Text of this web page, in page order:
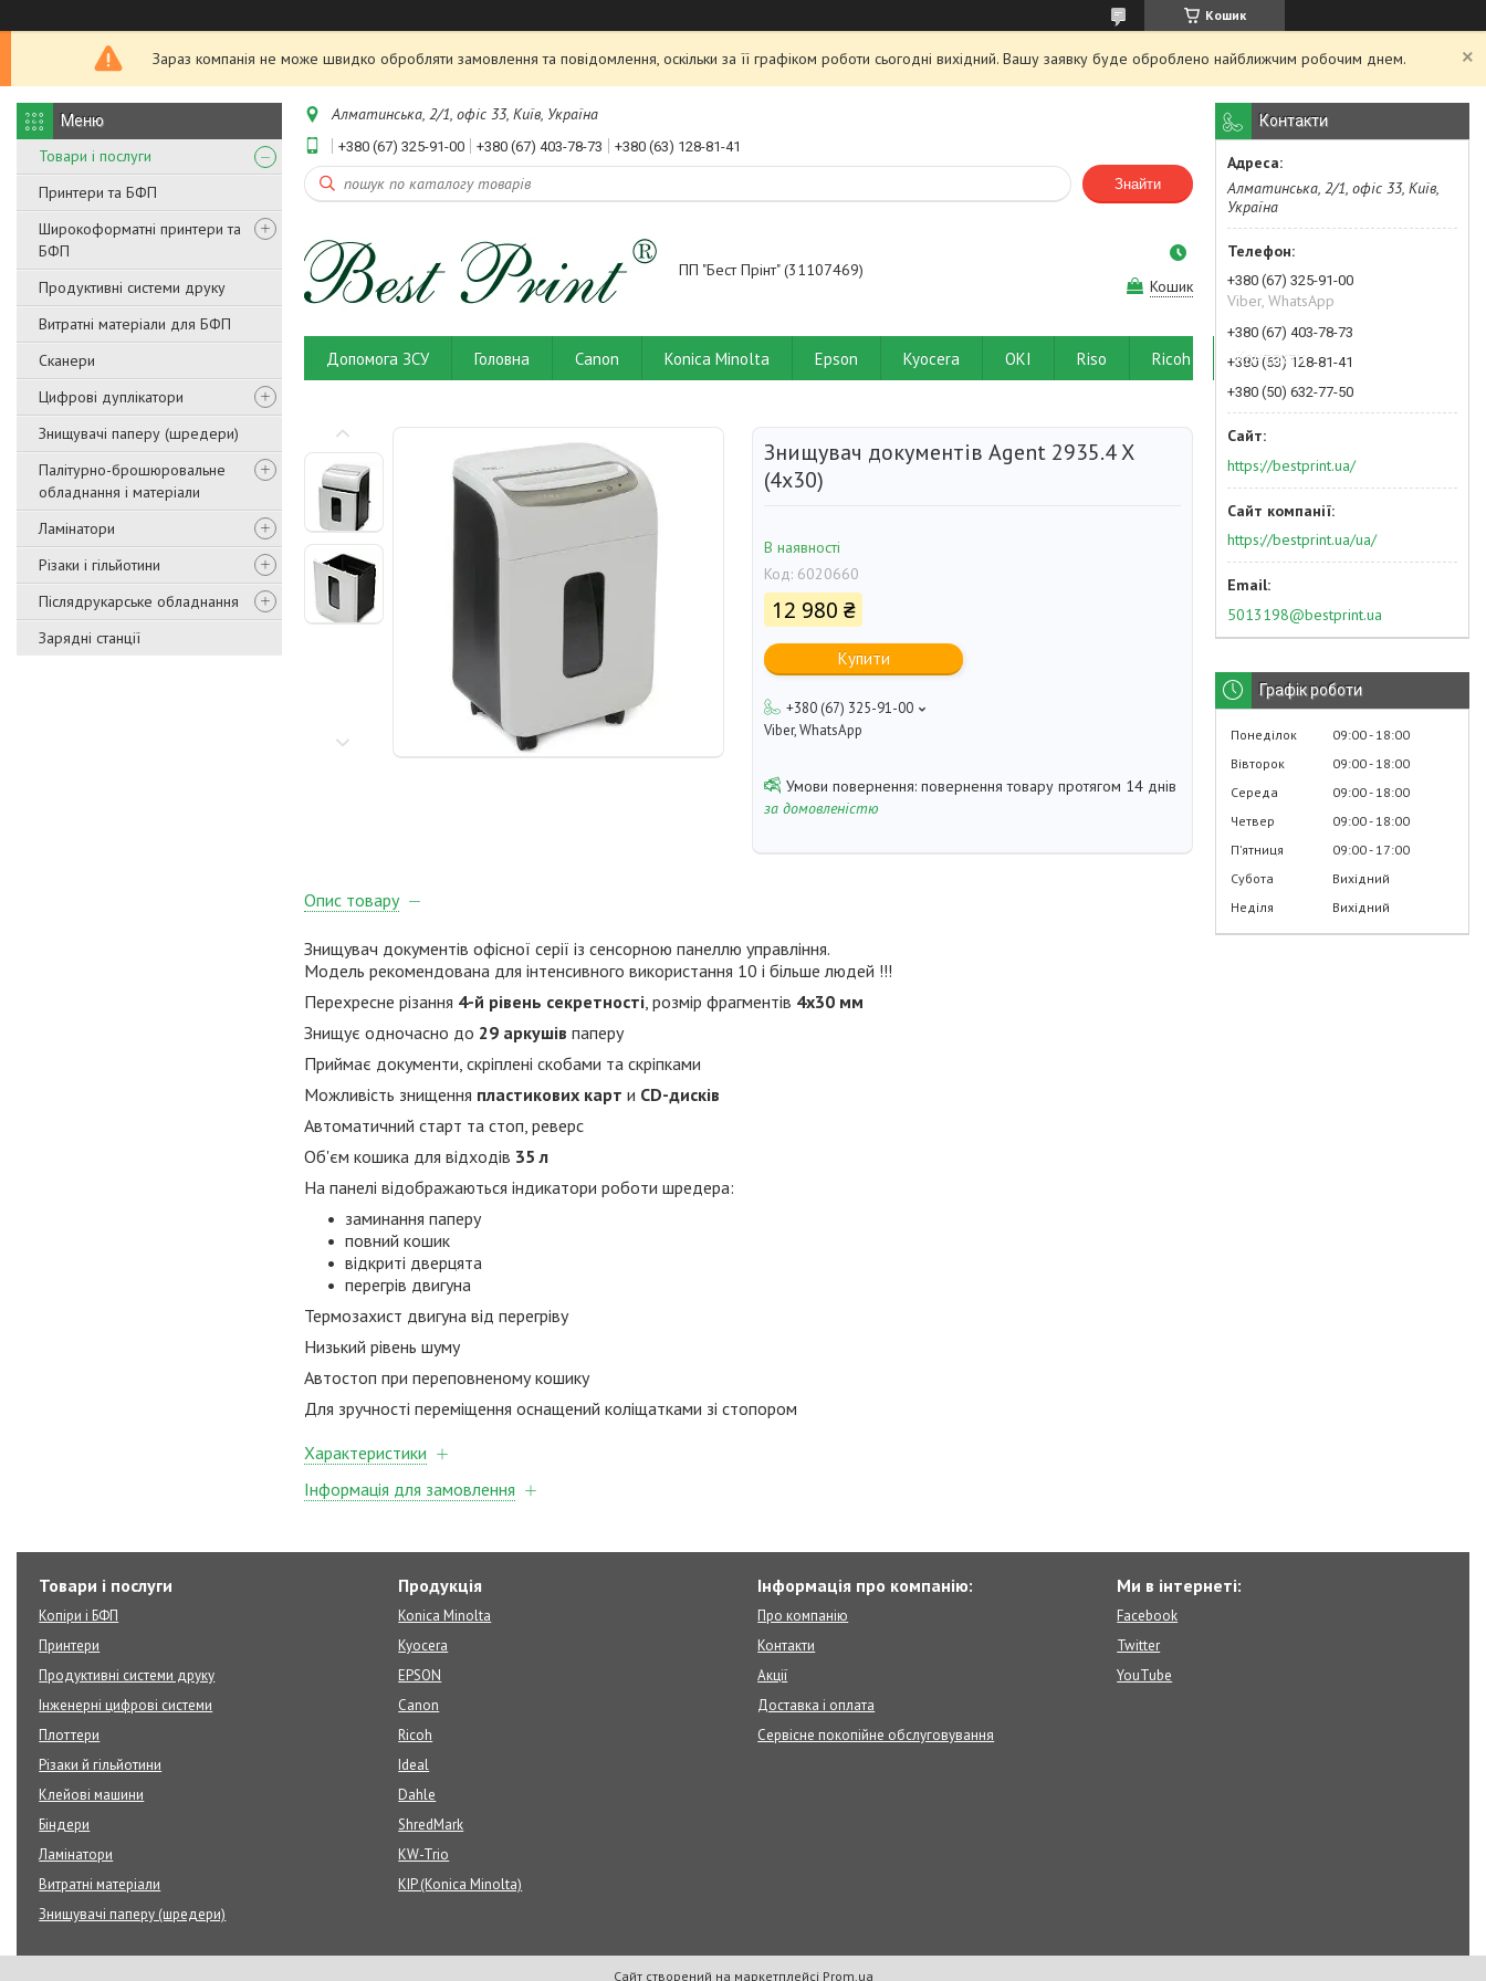
Кошик
Зараз компанія не може швидко обробляти замовлення та повідомлення, оскільки за її графіком роботи сьогодні вихідний. Вашу заявку буде оброблено найближчим робочим днем.
Товари і послуги
Принтери та БФП
Широкоформатні принтери та
БФП
Продуктивні системи друку
Витратні матеріали для БФП
Сканери
Цифрові дуплікатори
Знищувачі паперу (шредери)
Палітурно-брошюровальне
обладнання і матеріали
Ламінатори
Різаки і гільйотини
Післядрукарське обладнання
Зарядні станції
Алматинська, 2/1, офіс 33, Київ, Україна
+380 (67) 325-91-00 +380 (67) 403-78-73 +380 (63) 128-81-41
Знайти
ПП "Бест Прінт" (31107469)
Кошик
Допомога ЗСУ Головна Canon Konica Minolta Epson Kyocera OKI Riso Ricoh Контакти
Знищувач документів Agent 2935.4 X
(4х30)
В наявності
Код: 6020660
12 980 ₴
Купити
+380 (67) 325-91-00
Viber, WhatsApp
повернення товару протягом 14 днів
за домовленістю
Опис товару
Знищувач документів офісної серії із сенсорною панеллю управління.
Модель рекомендована для інтенсивного використання 10 і більше людей !!!
Перехресне різання 4-й рівень секретності, розмір фрагментів 4х30 мм
Знищує одночасно до 29 аркушів паперу
Приймає документи, скріплені скобами та скріпками
Можливість знищення пластикових карт и CD-дисків
Автоматичний старт та стоп, реверс
Об'єм кошика для відходів 35 л
На панелі відображаються індикатори роботи шредера:
заминання паперу
повний кошик
відкриті дверцята
перегрів двигуна
Термозахист двигуна від перегріву
Низький рівень шуму
Автостоп при переповненому кошику
Для зручності переміщення оснащений коліщатками зі стопором
Характеристики
Інформація для замовлення
Контакти
Алматинська, 2/1, офіс 33, Київ,
Україна
+380 (67) 325-91-00
Viber, WhatsApp
+380 (67) 403-78-73
+380 (63) 128-81-41
+380 (50) 632-77-50
https://bestprint.ua/
https://bestprint.ua/ua/
5013198@bestprint.ua
Графік роботи
Понеділок 09:00 18:00
Вівторок
09:00 18:00
Середа
09:00 18:00
Четвер
09:00 18:00
Пʼятниця
09:00 17:00
Субота
Вихідний
Неділя
Вихідний
Товари і послуги
Копіри і БФП
Принтери
Продуктивні системи друку
Інженерні цифрові системи
Плоттери
Різаки й гільйотини
Клейові машини
Біндери
Ламінатори
Витратні матеріали
Знищувачі паперу (шредери)
Продукція
Konica Minolta
Kyocera
EPSON
Canon
Ricoh
Ideal
Dahle
ShredMark
KW-Trio
KIP (Konica Minolta)
Інформація про компанію:
Про компанію
Контакти
Акції
Доставка і оплата
Сервісне покопійне обслуговування
Ми в інтернеті:
Facebook
Twitter
YouTube
Сайт створений на маркетплейсі Prom.ua